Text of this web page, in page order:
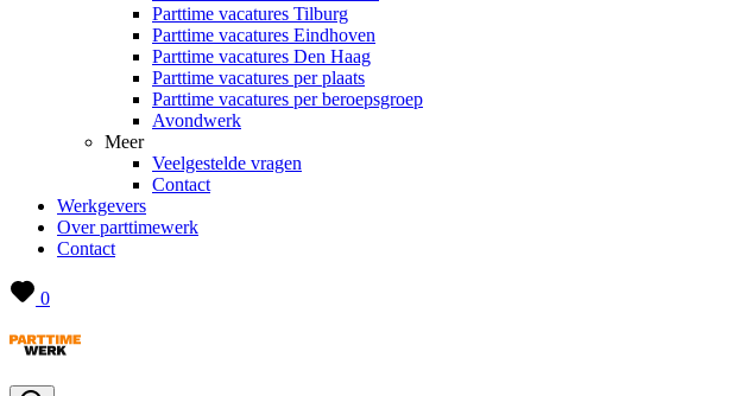
Parttime vacatures Tilburg
Parttime vacatures Eindhoven
Parttime vacatures Den Haag
Parttime vacatures per plaats
Parttime vacatures per beroepsgroep
Avondwerk
Meer
Veelgestelde vragen
Contact
Werkgevers
Over parttimewerk
Contact
0